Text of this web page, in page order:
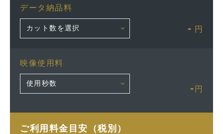
データ納品料
- 円
映像使用料
- 円
ご利用料金目安（税別）